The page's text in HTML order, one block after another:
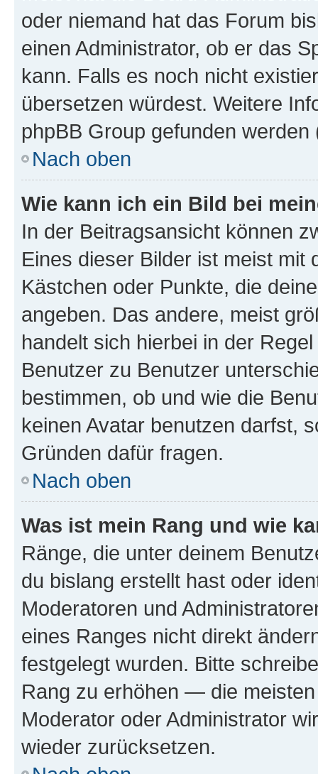
oder niemand hat das Forum
einen Administrator, ob er das
kann. Falls es noch nicht
übersetzen würdest. Weitere
phpBB Group gefunden
Nach oben
Wie kann ich ein Bild bei
In der Beitragsansicht können
Eines dieser Bilder ist meist mit
Kästchen oder Punkte, die
angeben. Das andere, meist
handelt sich hierbei in der
Benutzer zu Benutzer
bestimmen, ob und wie die
keinen Avatar benutzen darfst,
Gründen dafür fragen.
Nach oben
Was ist mein Rang und wie
Ränge, die unter deinem
du bislang erstellt hast oder
Moderatoren und
eines Ranges nicht direkt
festgelegt wurden. Bitte
Rang zu erhöhen — die
Moderator oder Administrator
wieder zurücksetzen.